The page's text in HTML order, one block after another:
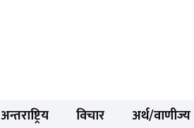
अन्तराष्ट्रिय विचार अर्थ/वाणीज्य